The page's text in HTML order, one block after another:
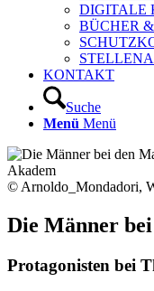
DIGITALE
BÜCHER
KONTAKT
Suche
Menü Menü
© Arnoldo_Mondadori,
Die Männer
Protagonisten bei